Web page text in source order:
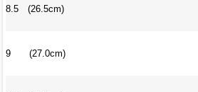
8.5 (26.5cm)
9 (27.0cm)